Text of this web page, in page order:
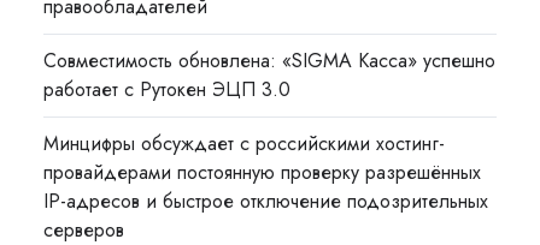
правообладателей
Совместимость обновлена: «SIGMA Касса» успешно
работает с Рутокен ЭЦП 3.0
Минцифры обсуждает с российскими хостинг-
провайдерами постоянную проверку разрешённых
IP-адресов и быстрое отключение подозрительных
серверов